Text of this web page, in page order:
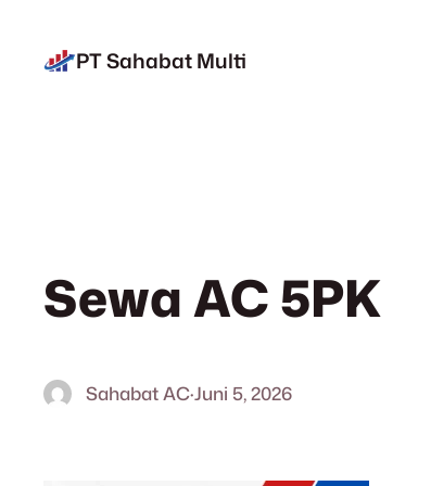
konten
PT Sahabat Multi
Sewa AC 5PK
Sahabat AC·Juni 5, 2026